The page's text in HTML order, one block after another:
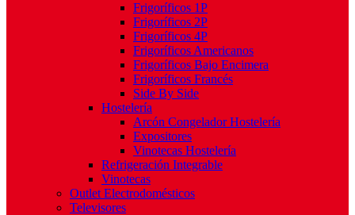
Frigoríficos 1P
Frigoríficos 2P
Frigoríficos 4P
Frigoríficos Americanos
Frigoríficos Bajo Encimera
Frigoríficos Francés
Side By Side
Hostelería
Arcón Congelador Hostelería
Expositores
Vinotecas Hostelería
Refrigeración Integrable
Vinotecas
Outlet Electrodomésticos
Televisores